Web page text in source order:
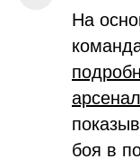
На
боя в